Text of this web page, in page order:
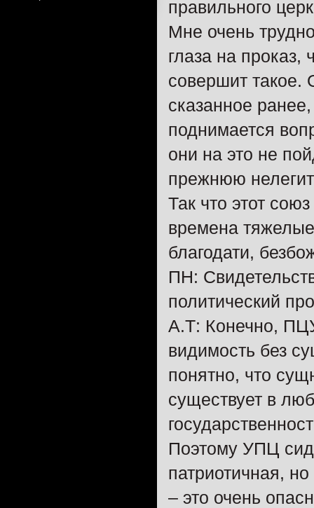
правильного
Мне очень
глаза на
совершит такое.
сказанное
поднимается
они на это не
прежнюю
Так что этот
времена
благодати,
ПН:
политический
А.Т: Конечно,
видимость без
понятно, что
существует в
Поэтому УПЦ
патриотичная,
– это очень